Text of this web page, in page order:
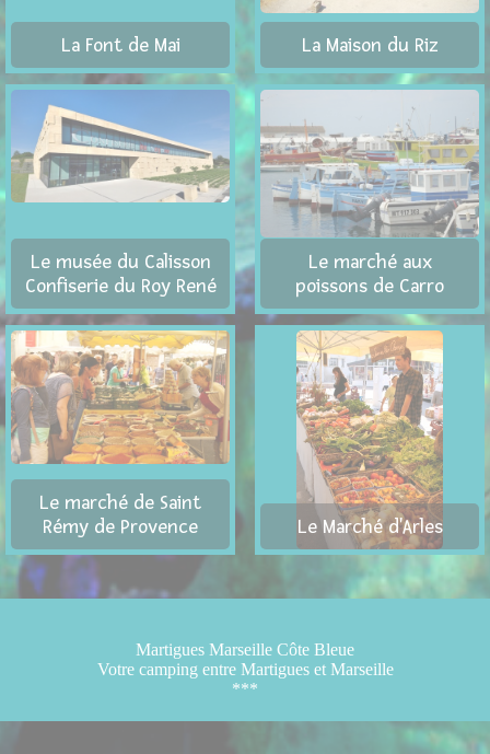
La Font de Mai La Maison du Riz
Le musée du Calisson
Confiserie du Roy René
Le marché aux
poissons de Carro
Le marché de Saint
Rémy de Provence
Le Marché d'Arles
Martigues Marseille Côte Bleue
Votre camping entre Martigues et Marseille
***